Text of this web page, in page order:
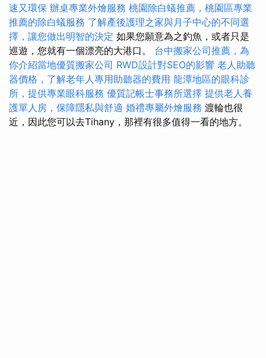
速又環保 辦桌專業外燴服務 桃園除白蟻推薦，桃園區專業
推薦的除白蟻服務 了解產後護理之家與月子中心的不同選
擇，讓您做出明智的決定 如果您願意為之釣魚，或者只是
巡遊，您就有一個漂亮的大港口。 台中搬家公司推薦，為
你介紹當地優質搬家公司 RWD設計對SEO的影響 老人助聽
器價格，了解老年人專用助聽器的費用 龍潭地區的眼科診
所，提供專業眼科服務 優質記帳士事務所選擇 提供老人養
護單人房，保障隱私與舒適 婚禮專屬外燴服務 渡輪也很
近，因此您可以去Tihany，那裡有很多值得一看的地方。